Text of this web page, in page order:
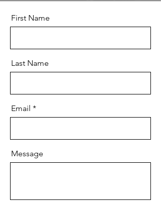
First Name
Last Name
Email
Message